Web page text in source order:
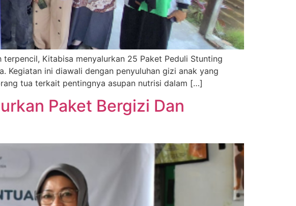
Kitabisa menyalurkan 25 Paket Peduli Stunting
Kegiatan ini diawali dengan penyuluhan gizi anak yang
tua terkait pentingnya asupan nutrisi dalam […]
Paket Bergizi Dan